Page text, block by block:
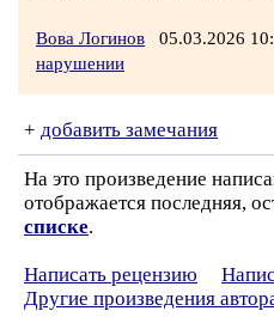
Вова Логинов 05.03.2026
нарушении
+ добавить замечания
На это произведение
отображается последняя,
списке.
Написать рецензию
Другие произведения